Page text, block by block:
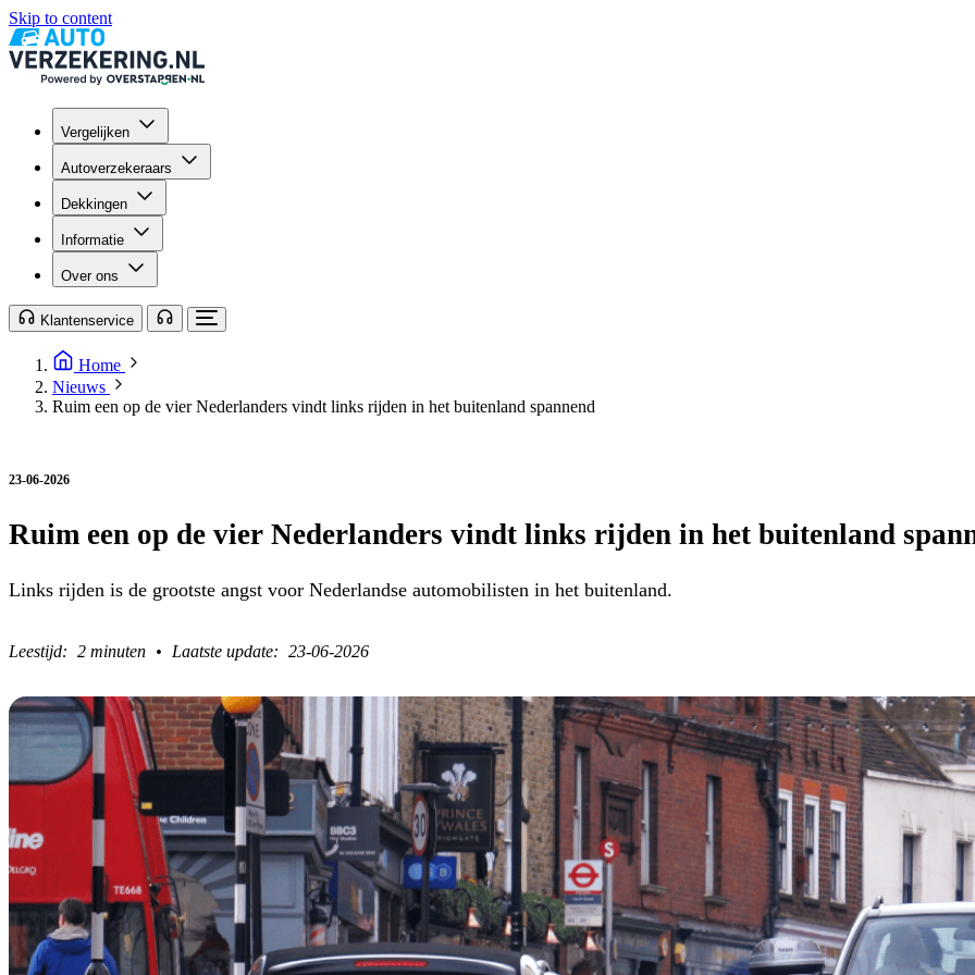
Skip to content
Vergelijken
Autoverzekeraars
Dekkingen
Informatie
Over ons
Klantenservice
Home
Nieuws
Ruim een op de vier Nederlanders vindt links rijden in het buitenland spannend
23-06-2026
Ruim een op de vier Nederlanders vindt links rijden in het buitenland
Links rijden is de grootste angst voor Nederlandse automobilisten in het buitenland.
2 minuten 23-06-2026